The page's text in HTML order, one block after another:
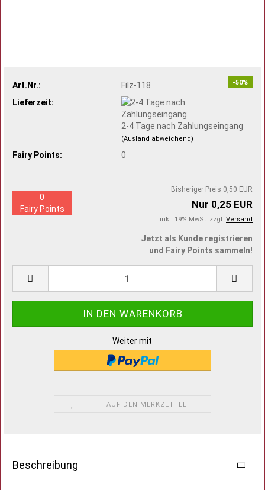
-50%
Art.Nr.:
Filz-118
Lieferzeit:
2-4 Tage nach Zahlungseingang
(Ausland abweichend)
Fairy Points: 0
Bisheriger Preis 0,50 EUR
Nur 0,25 EUR
inkl. 19% MwSt. zzgl. Versand
0
Fairy Points
Jetzt als Kunde registrieren
und Fairy Points sammeln!
Weiter mit
AUF DEN MERKZETTEL
Beschreibung